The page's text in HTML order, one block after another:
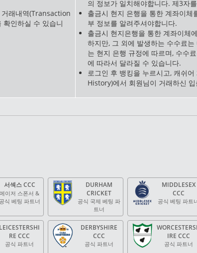
거래내역(Transaction
인하실 수 있습니
의 정보가 일치해야합니다. 제3자
출금시 현지 은행을 통한 계좌이체
부 정보를 알려주셔야합니다.
출금시 현지은행을 통한 계좌이체
하지만, 그 외에 발생하는 수수료
는 현지 은행 규정에 따르며, 수수
에 따라서 달라질 수 있습니다.
로그인 후 뱅킹을 누르시고, 캐쉬
History)에서 회원님이 거래하신
서섹스 CCC
메이저 스폰서 &
공식 베팅 파트너
DURHAM
CRICKET
공식 국제 베팅 파
트너
MIDDLESEX
CCC
공식 베팅 파트
LEICESTERSHI
RE CCC
공식 파트너
DERBYSHIRE
CCC
공식 파트너
IRE CCC
공식 파트너